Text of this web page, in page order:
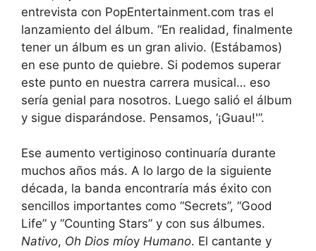
entrevista con PopEntertainment.com tras el
lanzamiento del álbum. “En realidad, finalmente
tener un álbum es un gran alivio. (Estábamos)
en ese punto de quiebre. Si podemos superar
este punto en nuestra carrera musical… eso
sería genial para nosotros. Luego salió el álbum
y sigue disparándose. Pensamos, ‘¡Guau!'”.
Ese aumento vertiginoso continuaría durante
muchos años más. A lo largo de la siguiente
década, la banda encontraría más éxito con
sencillos importantes como “Secrets”, “Good
Life” y “Counting Stars” y con sus álbumes.
Nativo, Oh Dios míoy Humano. El cantante y